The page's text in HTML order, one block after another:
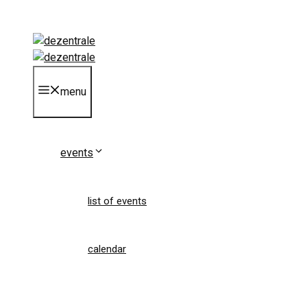
content
menu
events
list of events
calendar